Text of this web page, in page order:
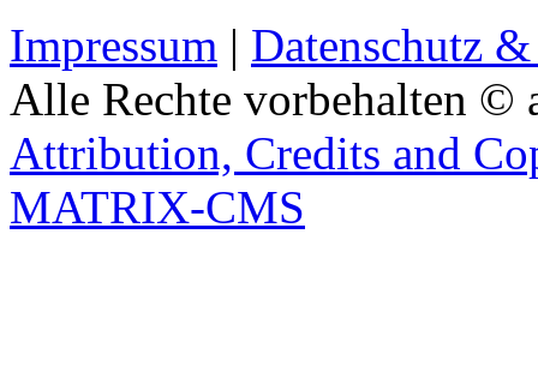
Impressum | Datenschutz
Alle Rechte vorbehalten ©
Attribution, Credits and
MATRIX-CMS